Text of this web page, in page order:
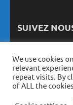
SUIVEZ
We use cookies
relevant
repeat visits. By
of ALL the